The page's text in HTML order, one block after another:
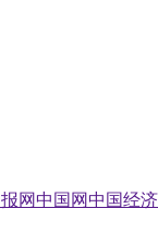
网中国网中国经